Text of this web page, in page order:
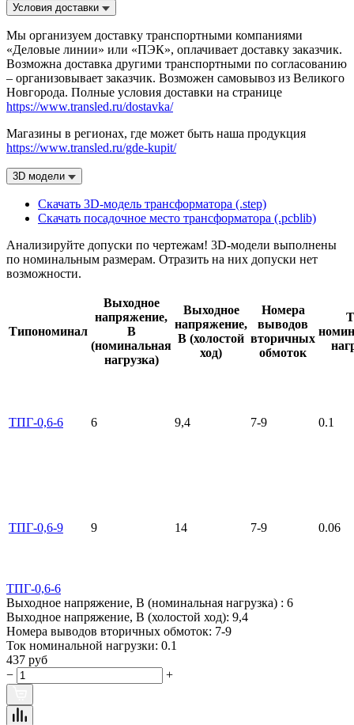
Условия доставки
Мы организуем доставку транспортными компаниями
«Деловые линии» или «ПЭК», оплачивает доставку заказчик.
Возможна доставка другими транспортными по согласованию
– организовывает заказчик. Возможен самовывоз из Великого
Новгорода. Полные условия доставки на странице
https://www.transled.ru/dostavka/
Магазины в регионах, где может быть наша продукция
https://www.transled.ru/gde-kupit/
3D модели
Скачать 3D-модель трансформатора (.step)
Скачать посадочное место трансформатора (.pcblib)
Анализируйте допуски по чертежам! 3D-модели выполнены
по номинальным размерам. Отразить на них допуски нет
возможности.
Типономинал
Выходное
напряжение,
В
(номинальная
нагрузка)
Выходное
напряжение,
В (холостой
ход)
Номера
выводов
вторичных
обмоток
ТПГ-0,6-6 6 9,4 7-9 0.1
ТПГ-0,6-9 9 14 7-9 0.06
ТПГ-0,6-6
Выходное напряжение, В (номинальная нагрузка) : 6
Выходное напряжение, В (холостой ход): 9,4
Номера выводов вторичных обмоток: 7-9
Ток номинальной нагрузки: 0.1
437 руб
−
+